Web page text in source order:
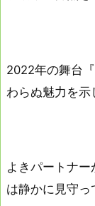
2022年の舞台
わらぬ魅力を示
よきパートナ
は静かに見守っ